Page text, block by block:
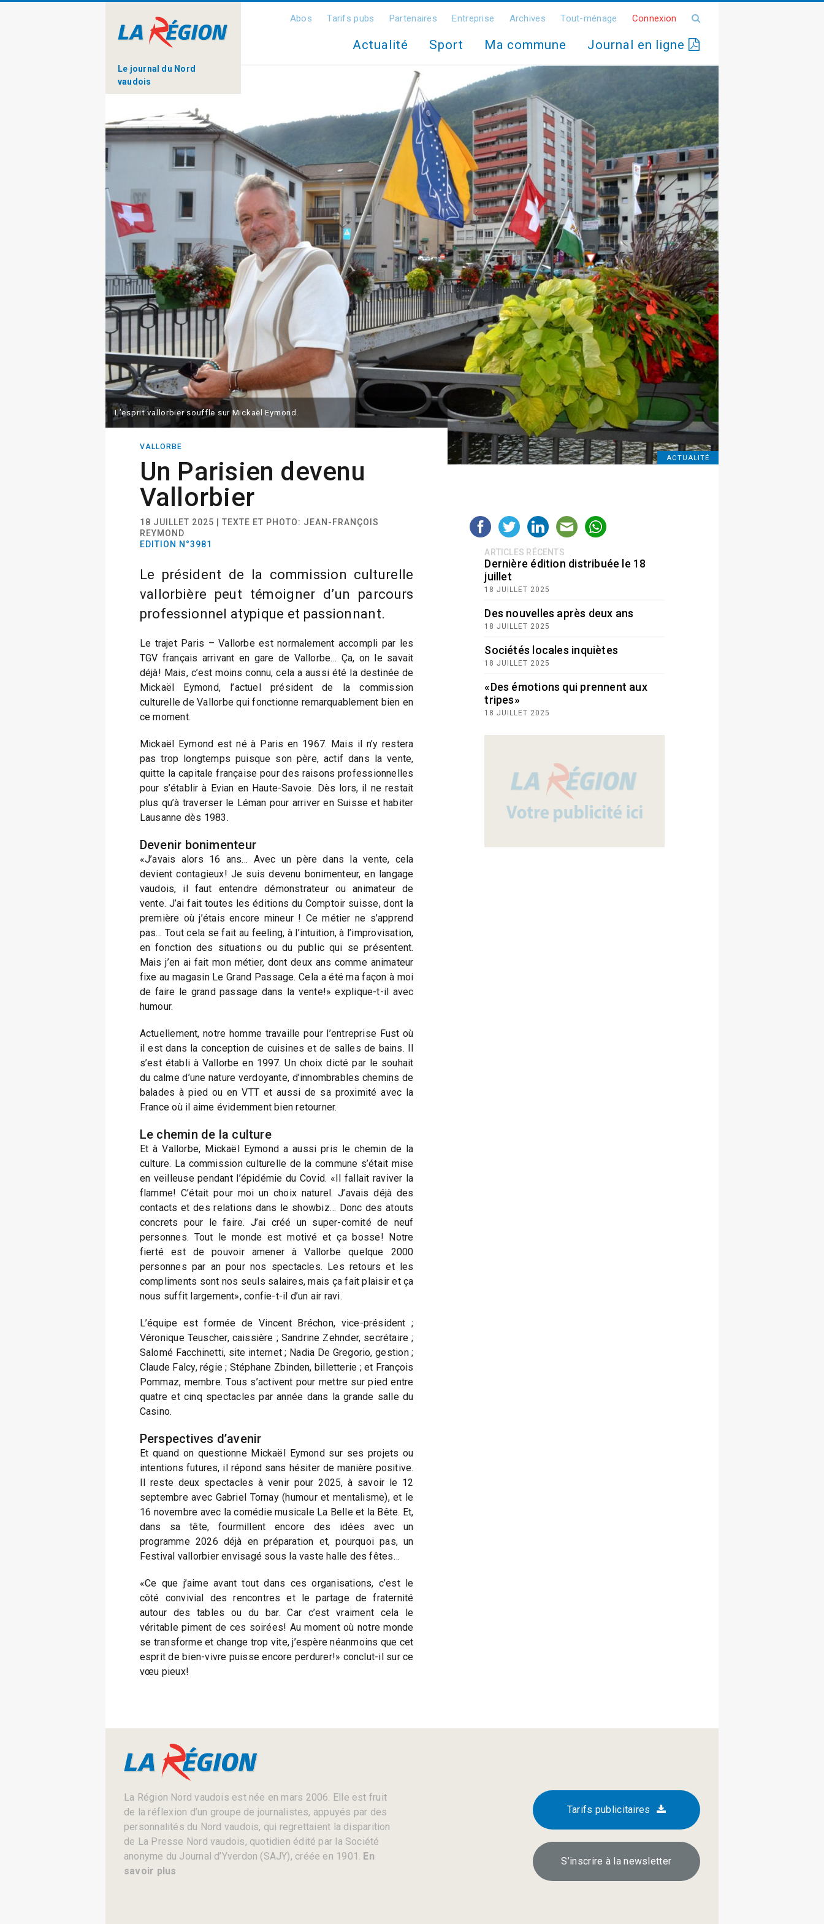
Le journal du Nord
vaudois
Abos Tarifs pubs Partenaires Entreprise Archives Tout-ménage Connexion
Actualité Sport Ma commune Journal en ligne
ACTUALITÉ
L’esprit vallorbier souffle sur Mickaël Eymond.
VALLORBE
Un Parisien devenu
Vallorbier
18 JUILLET 2025 | TEXTE ET PHOTO: JEAN-FRANÇOIS
REYMOND
EDITION N°3981
Le président de la commission culturelle
vallorbière peut témoigner d’un parcours
professionnel atypique et passionnant.
Le trajet Paris – Vallorbe est normalement accompli par les
TGV français arrivant en gare de Vallorbe… Ça, on le savait
déjà! Mais, c’est moins connu, cela a aussi été la destinée de
Mickaël Eymond, l’actuel président de la commission
culturelle de Vallorbe qui fonctionne remarquablement bien en
ce moment.
Mickaël Eymond est né à Paris en 1967. Mais il n’y restera
pas trop longtemps puisque son père, actif dans la vente,
quitte la capitale française pour des raisons professionnelles
pour s’établir à Evian en Haute-Savoie. Dès lors, il ne restait
plus qu’à traverser le Léman pour arriver en Suisse et habiter
Lausanne dès 1983.
Devenir bonimenteur
«J’avais alors 16 ans… Avec un père dans la vente, cela
devient contagieux! Je suis devenu bonimenteur, en langage
vaudois, il faut entendre démonstrateur ou animateur de
vente. J’ai fait toutes les éditions du Comptoir suisse, dont la
première où j’étais encore mineur ! Ce métier ne s’apprend
pas… Tout cela se fait au feeling, à l’intuition, à l’improvisation,
en fonction des situations ou du public qui se présentent.
Mais j’en ai fait mon métier, dont deux ans comme animateur
fixe au magasin Le Grand Passage. Cela a été ma façon à moi
de faire le grand passage dans la vente!» explique-t-il avec
humour.
Actuellement, notre homme travaille pour l’entreprise Fust où
il est dans la conception de cuisines et de salles de bains. Il
s’est établi à Vallorbe en 1997. Un choix dicté par le souhait
du calme d’une nature verdoyante, d’innombrables chemins de
balades à pied ou en VTT et aussi de sa proximité avec la
France où il aime évidemment bien retourner.
Le chemin de la culture
Et à Vallorbe, Mickaël Eymond a aussi pris le chemin de la
culture. La commission culturelle de la commune s’était mise
en veilleuse pendant l’épidémie du Covid. «Il fallait raviver la
flamme! C’était pour moi un choix naturel. J’avais déjà des
contacts et des relations dans le showbiz… Donc des atouts
concrets pour le faire. J’ai créé un super-comité de neuf
personnes. Tout le monde est motivé et ça bosse! Notre
fierté est de pouvoir amener à Vallorbe quelque 2000
personnes par an pour nos spectacles. Les retours et les
compliments sont nos seuls salaires, mais ça fait plaisir et ça
nous suffit largement», confie-t-il d’un air ravi.
L’équipe est formée de Vincent Bréchon, vice-président ;
Véronique Teuscher, caissière ; Sandrine Zehnder, secrétaire ;
Salomé Facchinetti, site internet ; Nadia De Gregorio, gestion ;
Claude Falcy, régie ; Stéphane Zbinden, billetterie ; et François
Pommaz, membre. Tous s’activent pour mettre sur pied entre
quatre et cinq spectacles par année dans la grande salle du
Casino.
Perspectives d’avenir
Et quand on questionne Mickaël Eymond sur ses projets ou
intentions futures, il répond sans hésiter de manière positive.
Il reste deux spectacles à venir pour 2025, à savoir le 12
septembre avec Gabriel Tornay (humour et mentalisme), et le
16 novembre avec la comédie musicale La Belle et la Bête. Et,
dans sa tête, fourmillent encore des idées avec un
programme 2026 déjà en préparation et, pourquoi pas, un
Festival vallorbier envisagé sous la vaste halle des fêtes…
«Ce que j’aime avant tout dans ces organisations, c’est le
côté convivial des rencontres et le partage de fraternité
autour des tables ou du bar. Car c’est vraiment cela le
véritable piment de ces soirées! Au moment où notre monde
se transforme et change trop vite, j’espère néanmoins que cet
esprit de bien-vivre puisse encore perdurer!» conclut-il sur ce
vœu pieux!
ARTICLES RÉCENTS
Dernière édition distribuée le 18
juillet
18 JUILLET 2025
Des nouvelles après deux ans
18 JUILLET 2025
Sociétés locales inquiètes
18 JUILLET 2025
«Des émotions qui prennent aux
tripes»
18 JUILLET 2025
La Région Nord vaudois est née en mars 2006. Elle est fruit
de la réflexion d’un groupe de journalistes, appuyés par des
personnalités du Nord vaudois, qui regrettaient la disparition
de La Presse Nord vaudois, quotidien édité par la Société
anonyme du Journal d’Yverdon (SAJY), créée en 1901. En
savoir plus
Tarifs publicitaires
S’inscrire à la newsletter